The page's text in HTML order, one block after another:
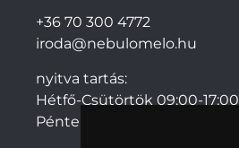
+36 70 300 4772
iroda@nebulomelo.hu
nyitva tartás:
Hétfő-Csütörtök 09:00-17:00
Péntek: 09:00-14:00